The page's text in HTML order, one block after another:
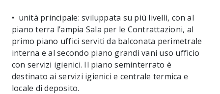
• unità principale: sviluppata su più livelli, con al
piano terra l’ampia Sala per le Contrattazioni, al
primo piano uffici serviti da balconata perimetrale
interna e al secondo piano grandi vani uso ufficio
con servizi igienici. Il piano seminterrato è
destinato ai servizi igienici e centrale termica e
locale di deposito.